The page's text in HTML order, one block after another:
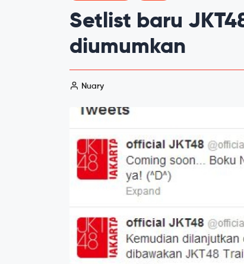
Setlist baru
diumumkan
Nuary